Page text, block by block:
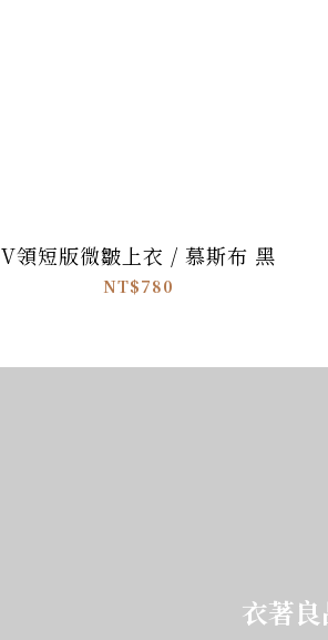
V領短版微皺上衣 / 慕斯布 黑
NT$780
衣著